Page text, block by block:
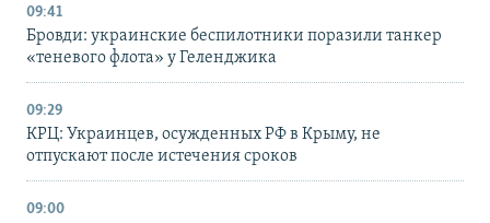
09:41
Бровди: украинские беспилотники поразили танкер
«теневого флота» у Геленджика
09:29
КРЦ: Украинцев, осужденных РФ в Крыму, не
отпускают после истечения сроков
09:00